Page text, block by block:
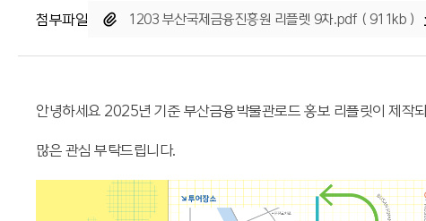
첨부파일 1203 부산국제금융진흥원 리플렛 9차.pdf ( 911kb )
안녕하세요 2025년 기준 부산금융박물관로드 홍보 리플릿이 제작
많은 관심 부탁드립니다.